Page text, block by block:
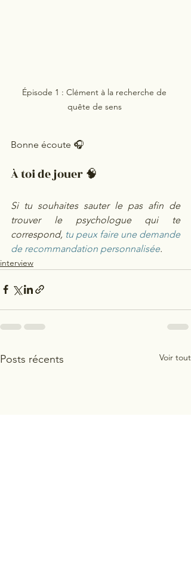
Épisode 1 : Clément à la recherche de
quête de sens
Bonne écoute 🎧
À toi de jouer 🧠
Si tu souhaites sauter le pas afin de
trouver le psychologue qui te
correspond, tu peux faire une demande
de recommandation personnalisée.
interview
Posts récents Voir tout